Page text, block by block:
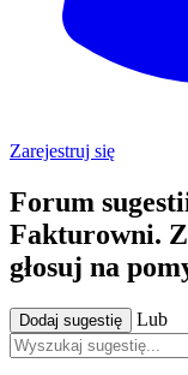
Zarejestruj się
Forum
Fakturowni.
głosuj na
Dodaj sugestię Lub